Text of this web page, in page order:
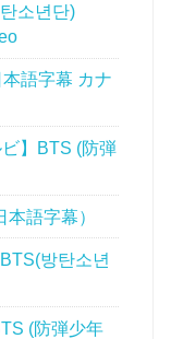
소년단)
語字幕 カナ
】BTS (防弾
語字幕）
방탄소년
(防弾少年